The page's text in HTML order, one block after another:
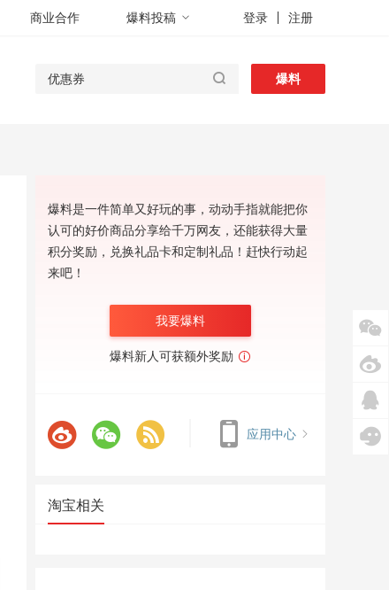
商业合作 爆料投稿 登录 注册
爆料
爆料是一件简单又好玩的事，动动手指就能把你
认可的好价商品分享给千万网友，还能获得大量
积分奖励，兑换礼品卡和定制礼品！赶快行动起
来吧！
我要爆料
爆料新人可获额外奖励
应用中心
淘宝相关